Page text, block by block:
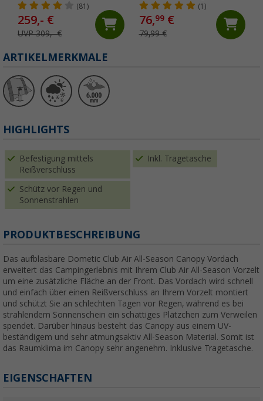
Wohnwagen, 700 x 240 cm
(81)
259,- €
UVP 309,- €
180 x 70 cm
(1)
76,99€
79,99 €
ARTIKELMERKMALE
HIGHLIGHTS
Befestigung mittels
Reißverschluss
Inkl. Tragetasche
Schütz vor Regen und
Sonnenstrahlen
PRODUKTBESCHREIBUNG
Das aufblasbare Dometic Club Air All-Season Canopy Vordach
erweitert das Campingerlebnis mit Ihrem Club Air All-Season Vorzelt
um eine zusätzliche Fläche an der Front. Das Vordach wird schnell
und einfach über einen Reißverschluss an Ihrem Vorzelt montiert
und schützt Sie an schlechten Tagen vor Regen, während es bei
strahlendem Sonnenschein ein schattiges Plätzchen zum Verweilen
spendet. Darüber hinaus besteht das Canopy aus einem UV-
beständigem und sehr atmungsaktiv All-Season Material. Somit ist
das Raumklima im Canopy sehr angenehm. Inklusive Tragetasche.
EIGENSCHAFTEN